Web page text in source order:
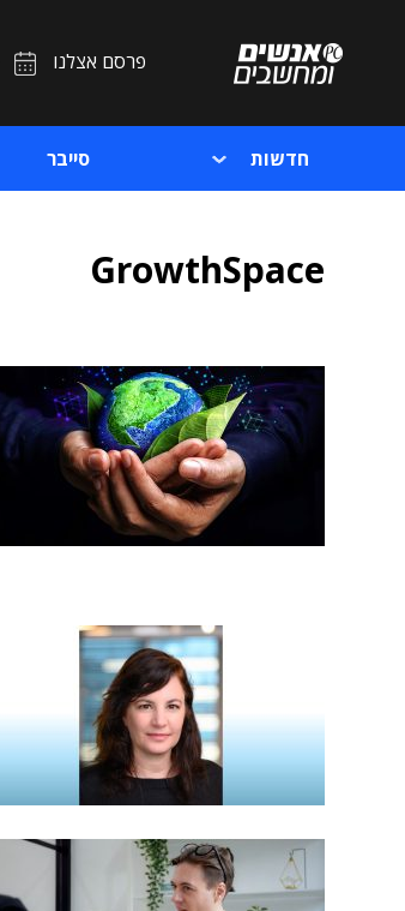
פרסם אצלנו
חדשות סייבר
GrowthSpace